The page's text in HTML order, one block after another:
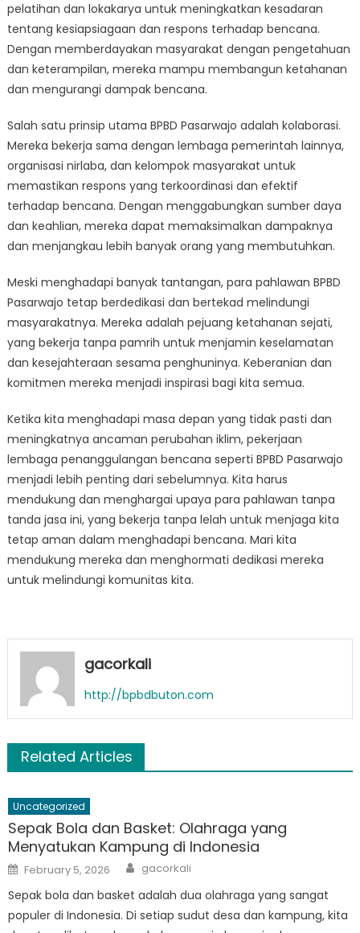
pelatihan dan lokakarya untuk meningkatkan kesadaran
tentang kesiapsiagaan dan respons terhadap bencana.
Dengan memberdayakan masyarakat dengan pengetahuan
dan keterampilan, mereka mampu membangun ketahanan
dan mengurangi dampak bencana.
Salah satu prinsip utama BPBD Pasarwajo adalah kolaborasi.
Mereka bekerja sama dengan lembaga pemerintah lainnya,
organisasi nirlaba, dan kelompok masyarakat untuk
memastikan respons yang terkoordinasi dan efektif
terhadap bencana. Dengan menggabungkan sumber daya
dan keahlian, mereka dapat memaksimalkan dampaknya
dan menjangkau lebih banyak orang yang membutuhkan.
Meski menghadapi banyak tantangan, para pahlawan BPBD
Pasarwajo tetap berdedikasi dan bertekad melindungi
masyarakatnya. Mereka adalah pejuang ketahanan sejati,
yang bekerja tanpa pamrih untuk menjamin keselamatan
dan kesejahteraan sesama penghuninya. Keberanian dan
komitmen mereka menjadi inspirasi bagi kita semua.
Ketika kita menghadapi masa depan yang tidak pasti dan
meningkatnya ancaman perubahan iklim, pekerjaan
lembaga penanggulangan bencana seperti BPBD Pasarwajo
menjadi lebih penting dari sebelumnya. Kita harus
mendukung dan menghargai upaya para pahlawan tanpa
tanda jasa ini, yang bekerja tanpa lelah untuk menjaga kita
tetap aman dalam menghadapi bencana. Mari kita
mendukung mereka dan menghormati dedikasi mereka
untuk melindungi komunitas kita.
gacorkali
http://bpbdbuton.com
Related Articles
Uncategorized
Sepak Bola dan Basket: Olahraga yang
Menyatukan Kampung di Indonesia
Posted
on
February 5, 2026 Author
gacorkali
Sepak bola dan basket adalah dua olahraga yang sangat
populer di Indonesia. Di setiap sudut desa dan kampung, kita